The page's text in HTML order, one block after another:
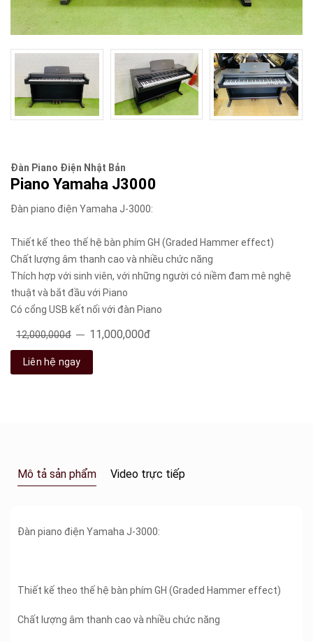
Đàn Piano Điện Nhật Bản
Piano Yamaha J3000
Đàn piano điện Yamaha J-3000:
Thiết kế theo thế hệ bàn phím GH (Graded Hammer effect)
Chất lượng âm thanh cao và nhiều chức năng
Thích hợp với sinh viên, với những người có niềm đam mê nghệ
thuật và bắt đầu với Piano
Có cổng USB kết nối với đàn Piano
12,000,000đ 11,000,000đ
Liên hệ ngay
Mô tả sản phẩm Video trực tiếp
Đàn piano điện Yamaha J-3000:
Thiết kế theo thế hệ bàn phím GH (Graded Hammer effect)
Chất lượng âm thanh cao và nhiều chức năng